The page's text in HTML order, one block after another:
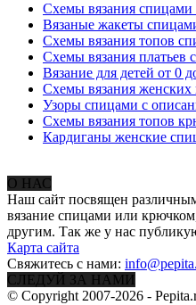
Схемы вязания
Вязаные жакеты
Схемы вязания топов
Схемы вязания
Вязание для детей от 0
Схемы вязания
Узоры спицами с
Схемы вязания топов
Кардиганы женские
О НАС
Наш сайт посвящен
вязание спицами или
другим. Так же у нас
Карта сайта
Свяжитесь с нами:
СЛЕДУЙ ЗА НАМИ
© Copyright 2007-2026 -